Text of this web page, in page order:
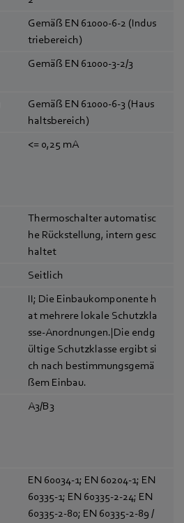
Gemäß EN 61000-6-2 (Indus
triebereich)
Gemäß EN 61000-3-2/3
Gemäß EN 61000-6-3 (Haus
haltsbereich)
<= 0,25 mA
Thermoschalter automatisc
he Rückstellung, intern gesc
haltet
Seitlich
II; Die Einbaukomponente h
at mehrere lokale Schutzkla
sse-Anordnungen.|Die endg
ültige Schutzklasse ergibt si
ch nach bestimmungsgemä
ßem Einbau.
A3/B3
EN 60034-1; EN 60204-1; EN
60335-1; EN 60335-2-24; EN
60335-2-80; EN 60335-2-89 /